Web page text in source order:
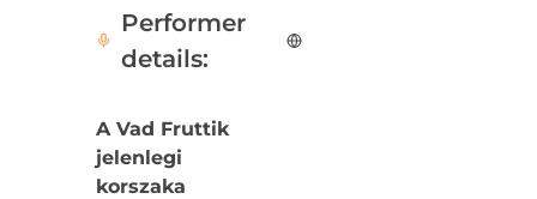
Performer
details:
A Vad Fruttik
jelenlegi
korszaka